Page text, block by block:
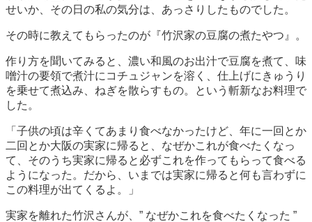
せいか、その日の私の気分は、あっさりしたものでした。
その時に教えてもらったのが『竹沢家の豆腐の煮たやつ』。
作り方を聞いてみると、濃い和風のお出汁で豆腐を煮て、味
噌汁の要領で煮汁にコチュジャンを溶く、仕上げにきゅうり
を乗せて煮込み、ねぎを散らすもの。という斬新なお料理で
した。
「子供の頃は辛くてあまり食べなかったけど、年に一回とか
二回とか大阪の実家に帰ると、なぜかこれが食べたくなっ
て、そのうち実家に帰ると必ずこれを作ってもらって食べる
ようになった。だから、いまでは実家に帰ると何も言わずに
この料理が出てくるよ。」
実家を離れた竹沢さんが、” なぜかこれを食べたくなった ”